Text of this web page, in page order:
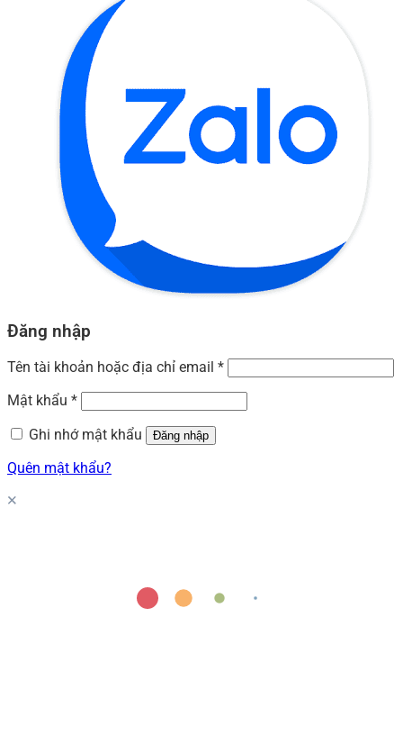
Đăng nhập
Tên tài khoản hoặc địa chỉ email *
Mật khẩu *
Ghi nhớ mật khẩu
Đăng nhập
Quên mật khẩu?